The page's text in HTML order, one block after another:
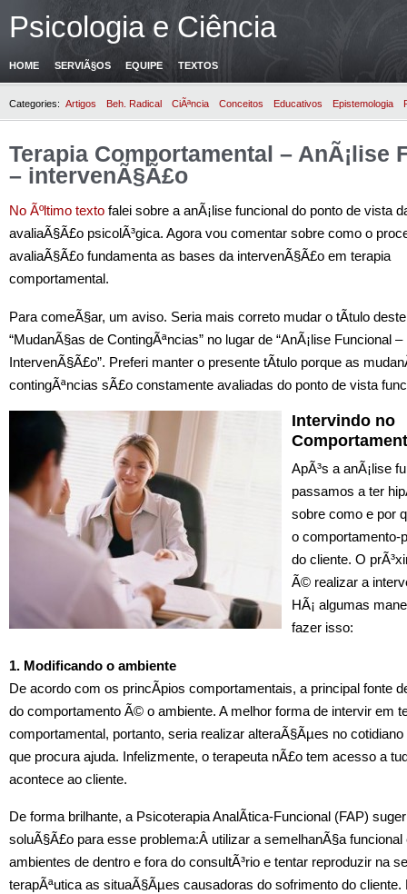
Psicologia e Ciência
HOME SERVIÃ§OS EQUIPE TEXTOS
Categories: Artigos Beh. Radical CiÃªncia Conceitos Educativos Epistemologia
Terapia Comportamental – AnÃ¡lise
– intervenÃ§Ã£o
No Ãºltimo texto falei sobre a anÃ¡lise funcional do ponto de vista
avaliaÃ§Ã£o psicolÃ³gica. Agora vou comentar sobre como o
avaliaÃ§Ã£o fundamenta as bases da intervenÃ§Ã£o em terapia
comportamental.
Para comeÃ§ar, um aviso. Seria mais correto mudar o tÃ­tulo
“MudanÃ§as de ContingÃªncias” no lugar de “AnÃ¡lise Funcional –
IntervenÃ§Ã£o”. Preferi manter o presente tÃ­tulo porque as
contingÃªncias sÃ£o constamente avaliadas do ponto de vista
Intervindo no
ApÃ³s a anÃ¡lise
passamos a ter
sobre como e por
o comportamento-
do cliente. O
Ã© realizar a
HÃ¡ algumas
fazer isso:
1. Modificando o ambiente
De acordo com os princÃ­pios comportamentais, a principal fonte
do comportamento Ã© o ambiente. A melhor forma de intervir em
comportamental, portanto, seria realizar alteraÃ§Ãµes no
que procura ajuda. Infelizmente, o terapeuta nÃ£o tem acesso a
acontece ao cliente.
De forma brilhante, a Psicoterapia AnalÃ­tica-Funcional (FAP)
soluÃ§Ã£o para esse problema:Â utilizar a semelhanÃ§a funcional
ambientes de dentro e fora do consultÃ³rio e tentar reproduzir na
terapÃªutica as situaÃ§Ãµes causadoras do sofrimento do cliente.